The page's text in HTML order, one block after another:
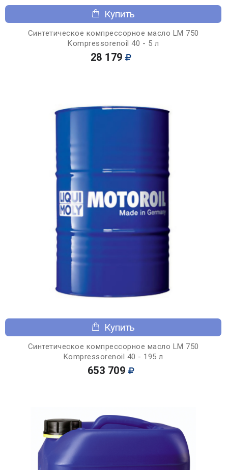
Купить
Синтетическое компрессорное масло LM 750
Kompressorenoil 40 - 5 л
28 179
Купить
Синтетическое компрессорное масло LM 750
Kompressorenoil 40 - 195 л
653 709